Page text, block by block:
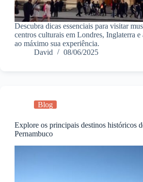
Descubra dicas essenciais para visitar
centros culturais em Londres, Inglaterra e
ao máximo sua experiência.
David
08/06/2025
Blog
Explore os principais destinos históricos
Pernambuco